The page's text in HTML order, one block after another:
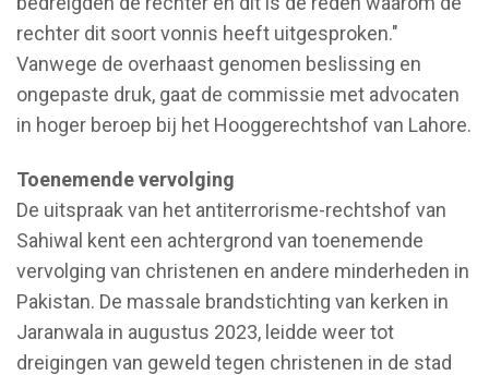
rechter dit soort vonnis heeft uitgesproken."
Vanwege de overhaast genomen beslissing en
ongepaste druk, gaat de commissie met advocaten
in hoger beroep bij het Hooggerechtshof van Lahore.
Toenemende vervolging
De uitspraak van het antiterrorisme-rechtshof van
Sahiwal kent een achtergrond van toenemende
vervolging van christenen en andere minderheden in
Pakistan. De massale brandstichting van kerken in
Jaranwala in augustus 2023, leidde weer tot
dreigingen van geweld tegen christenen in de stad